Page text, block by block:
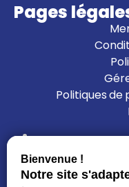
Pages
Politiques
Liens